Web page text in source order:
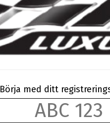
Börja med ditt